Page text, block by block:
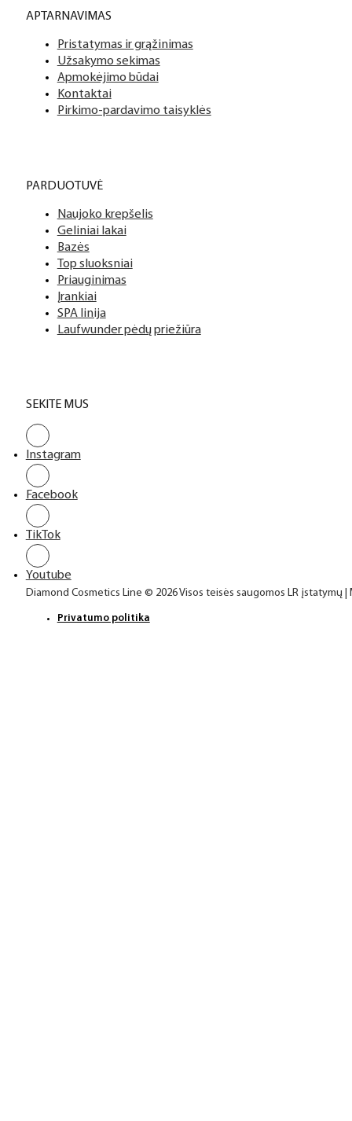
APTARNAVIMAS
Pristatymas ir grąžinimas
Užsakymo sekimas
Apmokėjimo būdai
Kontaktai
Pirkimo-pardavimo taisyklės
PARDUOTUVĖ
Naujoko krepšelis
Geliniai lakai
Bazės
Top sluoksniai
Priauginimas
Įrankiai
SPA linija
Laufwunder pėdų priežiūra
SEKITE MUS
Instagram
Facebook
TikTok
Youtube
Diamond Cosmetics Line © 2026 Visos teisės saugomos LR įstatymų
Privatumo politika